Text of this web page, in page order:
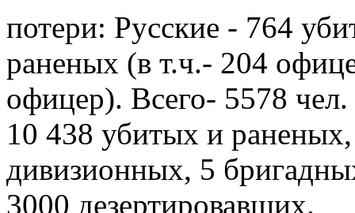
потери: Русские - 764
раненых (в т.ч.- 204
офицер). Всего- 5578
10 438 убитых и
дивизионных, 5
3000 дезертировавших.